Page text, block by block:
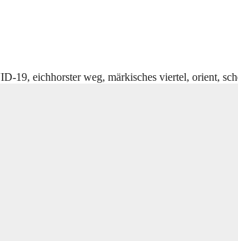
19, eichhorster weg, märkisches viertel, orient,